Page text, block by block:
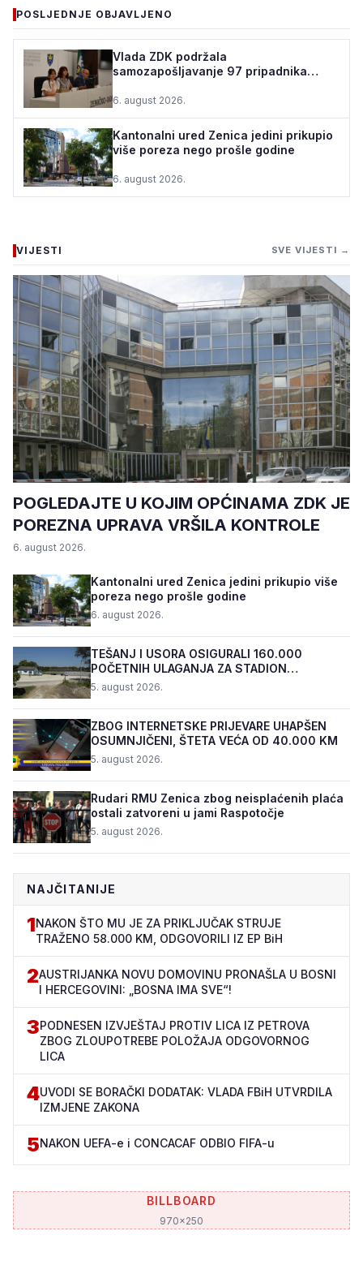
TEŠANJ I USORA OSIGURALI
160.000 POČETNIH ULAGANJA
ZA STADION „TOPOLIK“
5. august 2026.•159 pregleda
POSLJEDNJE OBJAVLJENO
Vlada ZDK podržala
samozapošljavanje 97 pripadnika
podrž...
6. august 2026.
Kantonalni ured Zenica jedini prikupio
više poreza nego prošle godine
6. august 2026.
VIJESTI SVE VIJESTI →
POGLEDAJTE U KOJIM OPĆINAMA ZDK JE
POREZNA UPRAVA VRŠILA KONTROLE
6. august 2026.
Kantonalni ured Zenica jedini prikupio više
poreza nego prošle godine
6. august 2026.
TEŠANJ I USORA OSIGURALI 160.000
POČETNIH ULAGANJA ZA STADION
„TOPOLIK“
5. august 2026.
ZBOG INTERNETSKE PRIJEVARE UHAPŠEN
OSUMNJIČENI, ŠTETA VEĆA OD 40.000 KM
5. august 2026.
Rudari RMU Zenica zbog neisplaćenih plaća
ostali zatvoreni u jami Raspotočje
5. august 2026.
NAJČITANIJE
1NAKON ŠTO MU JE ZA PRIKLJUČAK STRUJE
TRAŽENO 58.000 KM, ODGOVORILI IZ EP BiH
2AUSTRIJANKA NOVU DOMOVINU PRONAŠLA U BOSNI
I HERCEGOVINI: „BOSNA IMA SVE“!
3PODNESEN IZVJEŠTAJ PROTIV LICA IZ PETROVA
ZBOG ZLOUPOTREBE POLOŽAJA ODGOVORNOG
LICA
4UVODI SE BORAČKI DODATAK: VLADA FBiH UTVRDILA
IZMJENE ZAKONA
5NAKON UEFA-e i CONCACAF ODBIO FIFA-u
BILLBOARD
970x250